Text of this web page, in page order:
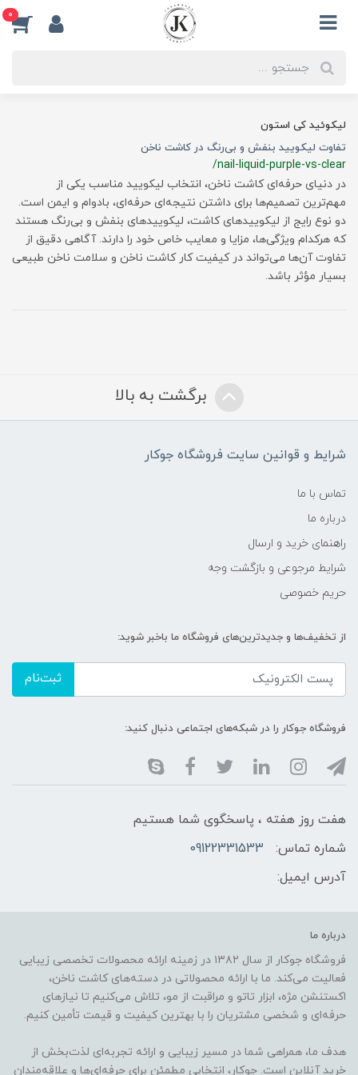
0
لیکوئید کی استون
تفاوت لیکویید بنفش و بی‌رنگ در کاشت ناخن
/nail-liquid-purple-vs-clear
در دنیای حرفه‌ای کاشت ناخن، انتخاب لیکویید مناسب یکی از
مهم‌ترین تصمیم‌ها برای داشتن نتیجه‌ای حرفه‌ای، بادوام و ایمن است.
دو نوع رایج از لیکوییدهای کاشت، لیکوییدهای بنفش و بی‌رنگ هستند
که هرکدام ویژگی‌ها، مزایا و معایب خاص خود را دارند. آگاهی دقیق از
تفاوت آن‌ها می‌تواند در کیفیت کار کاشت ناخن و سلامت ناخن طبیعی
بسیار مؤثر باشد.
برگشت به بالا
شرایط و قوانین سایت فروشگاه جوکار
تماس با ما
درباره ما
راهنمای خرید و ارسال
شرایط مرجوعی و بازگشت وجه
حریم خصوصی
از تخفیف‌ها و جدیدترین‌های فروشگاه ما باخبر شوید:
ثبت‌نام
فروشگاه جوکار را در شبکه‌های اجتماعی دنبال کنید:
هفت روز هفته ، پاسخگوی شما هستیم
شماره تماس:
09122331533
آدرس ایمیل:
درباره ما
فروشگاه جوکار از سال ۱۳۸۲ در زمینه ارائه محصولات تخصصی زیبایی
فعالیت می‌کند. ما با ارائه محصولاتی در دسته‌های کاشت ناخن،
اکستنشن مژه، ابزار تاتو و مراقبت از مو، تلاش می‌کنیم تا نیازهای
حرفه‌ای و شخصی مشتریان را با بهترین کیفیت و قیمت تأمین کنیم.
هدف ما، همراهی شما در مسیر زیبایی و ارائه تجربه‌ای لذت‌بخش از
خرید آنلاین است. جوکار، انتخابی مطمئن برای حرفه‌ای‌ها و علاقه‌مندان